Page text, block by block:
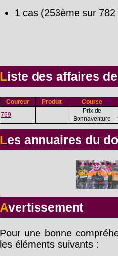
1 cas (253ème sur 782
Liste des affaires
Coureur Produit Course
769
Prix de
Bonnaventure
Les annuaires du
Avertissement
Pour une bonne
les éléments suivants :